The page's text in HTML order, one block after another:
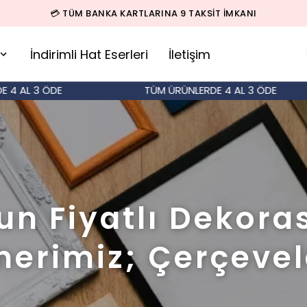
💳 TÜM BANKA KARTLARINA 9 TAKSİT İMKANI
İndirimli Hat Eserleri İletişim
3 ÖDE TÜM ÜRÜNLERDE 4 AL 3 ÖDE
Fiyatlı